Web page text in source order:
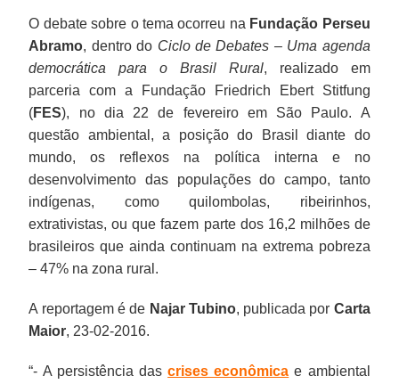
O debate sobre o tema ocorreu na Fundação Perseu
Abramo, dentro do Ciclo de Debates – Uma agenda
democrática para o Brasil Rural, realizado em
parceria com a Fundação Friedrich Ebert Stitfung
(FES), no dia 22 de fevereiro em São Paulo. A
questão ambiental, a posição do Brasil diante do
mundo, os reflexos na política interna e no
desenvolvimento das populações do campo, tanto
indígenas, como quilombolas, ribeirinhos,
extrativistas, ou que fazem parte dos 16,2 milhões de
brasileiros que ainda continuam na extrema pobreza
– 47% na zona rural.
A reportagem é de Najar Tubino, publicada por Carta
Maior, 23-02-2016.
“- A persistência dascrises econômica e ambiental